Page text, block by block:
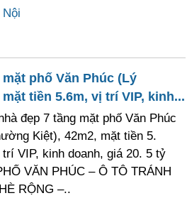
Nội
phố Văn Phúc (Lý
tiền 5.6m, vị trí VIP, kinh...
đẹp 7 tầng mặt phố Văn Phúc
Kiệt), 42m2, mặt tiền 5.
VIP, kinh doanh, giá 20. 5 tỷ
VĂN PHÚC – Ô TÔ TRÁNH
RỘNG –..